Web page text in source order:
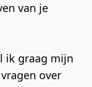
van je
ik graag mijn
over